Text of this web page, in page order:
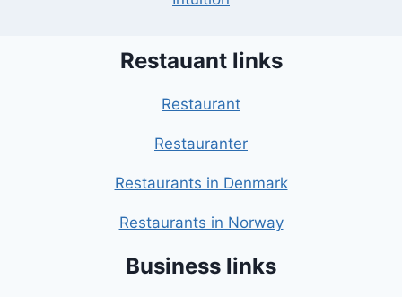
Restauant links
Restaurant
Restauranter
Restaurants in Denmark
Restaurants in Norway
Business links